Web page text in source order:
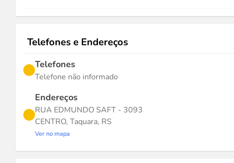
Telefones e Endereços
Telefones
Telefone não informado
Endereços
RUA EDMUNDO SAFT - 3093
CENTRO, Taquara, RS
Ver no mapa